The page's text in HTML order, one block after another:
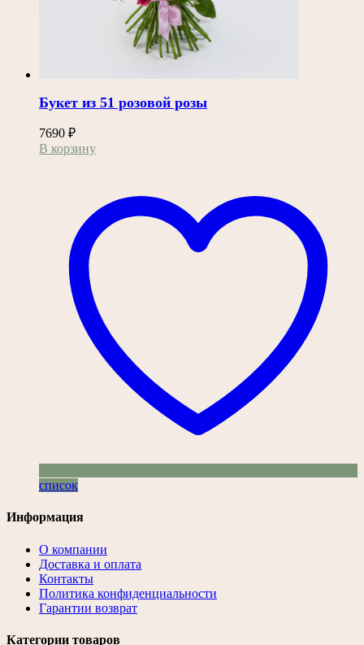
Букет из 51 розовой розы
7690 ₽
В корзину
список
Информация
О компании
Доставка и оплата
Контакты
Политика конфиденциальности
Гарантии возврат
Категории товаров